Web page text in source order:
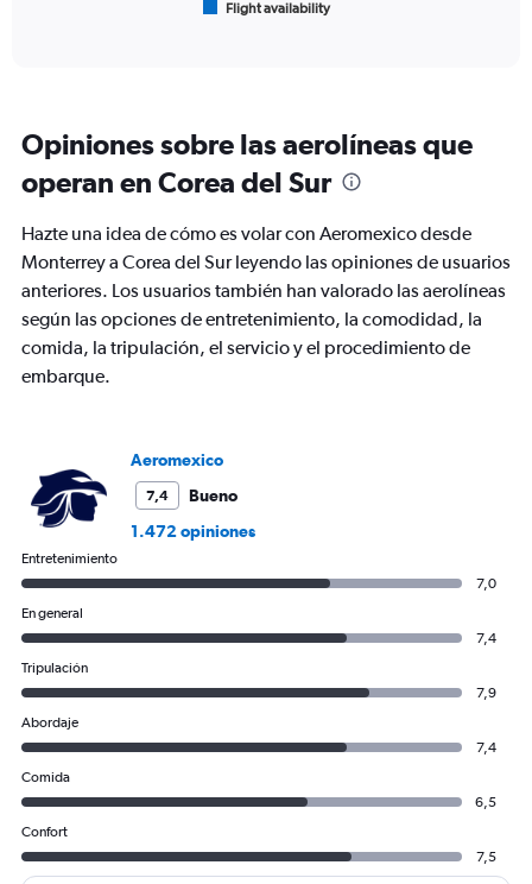
categories.
chart
1
Y
axis
Number
of
flights.
2.4.
Flight availability
Opiniones sobre las aerolíneas que
operan en Corea del Sur
Hazte una idea de cómo es volar con Aeromexico desde
Monterrey a Corea del Sur leyendo las opiniones de usuarios
anteriores. Los usuarios también han valorado las aerolíneas
según las opciones de entretenimiento, la comodidad, la
comida, la tripulación, el servicio y el procedimiento de
embarque.
Aeromexico
7,4
Bueno
1.472 opiniones
Entretenimiento
7,0
En general
7,4
Tripulación
7,9
Abordaje
7,4
Comida
6,5
Confort
7,5